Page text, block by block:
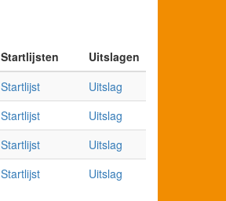
Startlijsten
Uitslagen
Startlijst
Uitslag
Startlijst
Uitslag
Startlijst
Uitslag
Startlijst Uitslag